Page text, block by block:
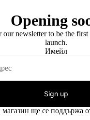
Opening
our newsletter to be the
launch.
Имейл
Sign up
магазин ще се поддържа